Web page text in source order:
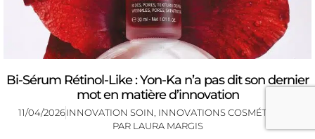
Bi-Sérum Rétinol-Like : Yon-Ka n’a pas dit son dernier
mot en matière d’innovation
11/04/2026INNOVATION SOIN INNOVATIONS COSMÉTIQUES
PAR LAURA MARGIS